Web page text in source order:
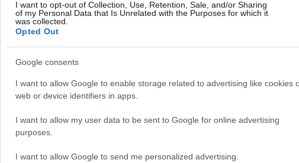
I want to opt-out of Collection, Use, Retention, Sale, and/or Sharing
of my Personal Data that Is Unrelated with the Purposes for which it
was collected.
Opted Out
Google consents
I want to allow Google to enable storage related to advertising like cookies
web or device identifiers in apps.
I want to allow my user data to be sent to Google for online advertising
purposes.
I want to allow Google to send me personalized advertising.